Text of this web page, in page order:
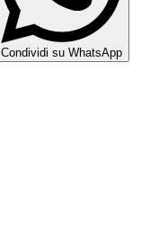
Condividi su WhatsApp